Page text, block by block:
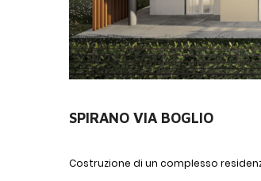
SPIRANO VIA BOGLIO
Costruzione di un complesso